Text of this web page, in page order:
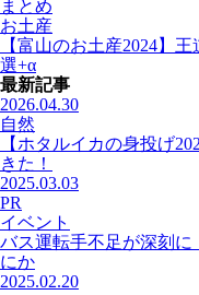
まとめ
お土産
【富山のお土産2024】
選+α
最新記事
2026.04.30
自然
【ホタルイカの身投げ
きた！
2025.03.03
PR
イベント
バス運転手不足が深刻
にか
2025.02.20